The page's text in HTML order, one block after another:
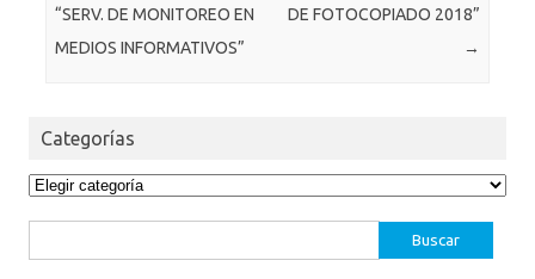
“SERV. DE MONITOREO EN
MEDIOS INFORMATIVOS”
DE FOTOCOPIADO 2018”
→
Categorías
Categorías